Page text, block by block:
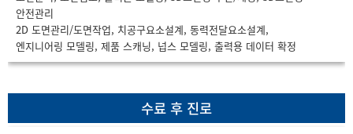
안전관리
2D 도면관리/도면작업, 치공구요소설계, 동력전달요소설계,
엔지니어링 모델링, 제품 스캐닝, 넙스 모델링, 출력용 데이터 확정
수료 후 진로